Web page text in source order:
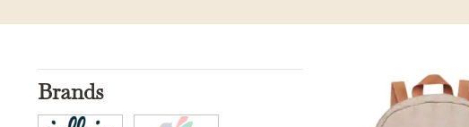
Brands